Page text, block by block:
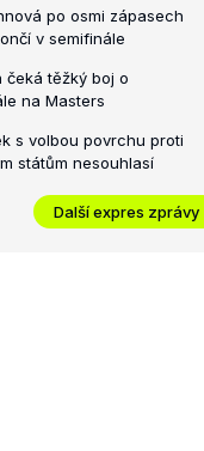
po osmi zápasech
v semifinále
čeká těžký boj o
na Masters
s volbou povrchu proti
státům nesouhlasí
Další expres zprávy